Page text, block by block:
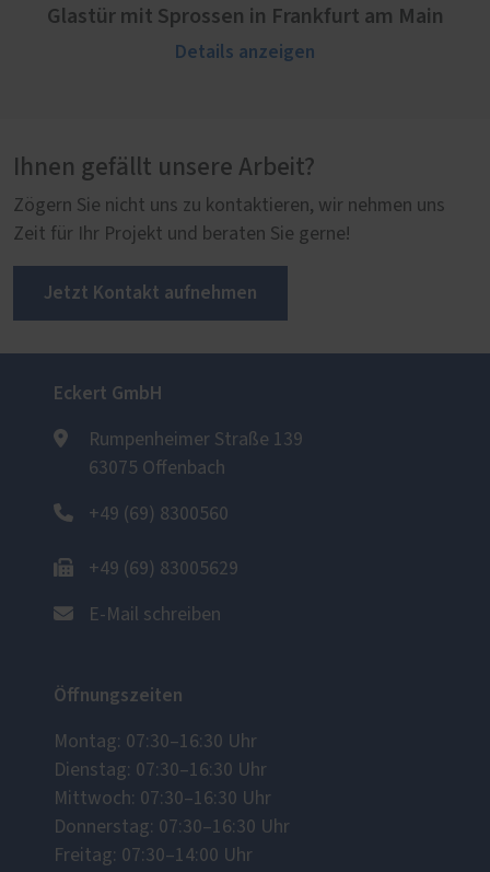
Glastür mit Sprossen in Frankfurt am Main
Details anzeigen
Ihnen gefällt unsere Arbeit?
Zögern Sie nicht uns zu kontaktieren, wir nehmen uns
Zeit für Ihr Projekt und beraten Sie gerne!
Jetzt Kontakt aufnehmen
Eckert GmbH
Rumpenheimer Straße 139
63075 Offenbach
+49 (69) 8300560
+49 (69) 83005629
E-Mail schreiben
Öffnungszeiten
Montag: 07:30–16:30 Uhr
Dienstag: 07:30–16:30 Uhr
Mittwoch: 07:30–16:30 Uhr
Donnerstag: 07:30–16:30 Uhr
Freitag: 07:30–14:00 Uhr